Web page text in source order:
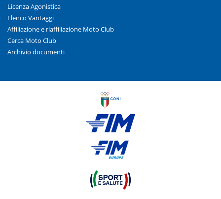
Licenza Agonistica
Elenco Vantaggi
Affiliazione e riaffiliazione Moto Club
Cerca Moto Club
Archivio documenti